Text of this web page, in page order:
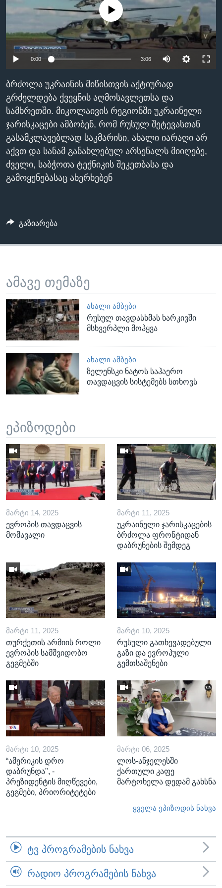
ᲡᲢᲣᲓᲘᲐ ᲕᲐᲨᲘᲜᲒᲢᲝᲜᲘ
ᲔᲙᲝᲜᲝᲛᲘᲙᲐ
ᲯᲐᲜᲛᲠᲗᲔᲚᲝᲑᲐ
ᲛᲔᲪᲜᲘᲔᲠᲔᲑᲐ
ᲘᲜᲢᲔᲠᲕᲘᲣ
ᲙᲣᲚᲢᲣᲠᲐ
ᲒᲐᲚᲘᲚᲔᲝ
ᲓᲔᲖᲘᲜᲤᲝᲠᲛᲐᲪᲘᲐ
Learning English
ᲗᲕᲐᲚᲘ ᲒᲕᲐᲓᲔᲕᲜᲔᲗ
ენები
No media source currently available
0:00 3:06
ბრძოლა უკრაინის მიწისთვის აქტიურად
გრძელდება ქვეყნის აღმოსავლეთსა და
სამხრეთში. მიკოლაივის რეგიონში უკრაინელი
ჯარისკაცები ამბობენ, რომ რუსულ შეტევასთან
გასამკლავებლად საკმარისი, ახალი იარაღი არ
აქვთ და სანამ განახლებულ არსენალს მიიღებე,
ძველი, საბჭოთა ტექნიკის შეკეთბასა და
გამოყენებასაც ახერხებენ
გაზიარება
ამავე თემაზე
ᲐᲮᲐᲚᲘ ᲐᲛᲑᲔᲑᲘ
რუსულ თავდასხმას ხარკივში
მსხვერპლი მოჰყვა
ᲐᲮᲐᲚᲘ ᲐᲛᲑᲔᲑᲘ
ზელენსკი ნატოს საჰაერო
თავდაცვის სისტემებს სთხოვს
ეპიზოდები
ᲛᲐᲠᲢᲘ 14, 2025
ევროპის თავდაცვის
მომავალი
ᲛᲐᲠᲢᲘ 11, 2025
უკრაინელი ჯარისკაცების
ბრძოლა ფრონტიდან
დაბრუნების შემდეგ
ᲛᲐᲠᲢᲘ 11, 2025
თურქეთის არმიის როლი
ევროპის სამშვიდობო
გეგმებში
ᲛᲐᲠᲢᲘ 10, 2025
რუსული გათხევადებული
გაზი და ევროპული
გემთსაშენები
ᲛᲐᲠᲢᲘ 10, 2025
“ამერიკის დრო
დაბრუნდა", -
პრეზიდენტის მიღწევები,
გეგმები, პრიორიტეტები
ᲛᲐᲠᲢᲘ 06, 2025
ლოს-ანჯელესში
ქართული კაფე
მარტოხელა დედამ გახსნა
ყველა ეპიზოდის ნახვა
ᲢᲕ ᲞᲠᲝᲒᲠᲐᲛᲔᲑᲘᲡ ᲜᲐᲮᲕᲐ
ᲠᲐᲓᲘᲝ ᲞᲠᲝᲒᲠᲐᲛᲔᲑᲘᲡ ᲜᲐᲮᲕᲐ